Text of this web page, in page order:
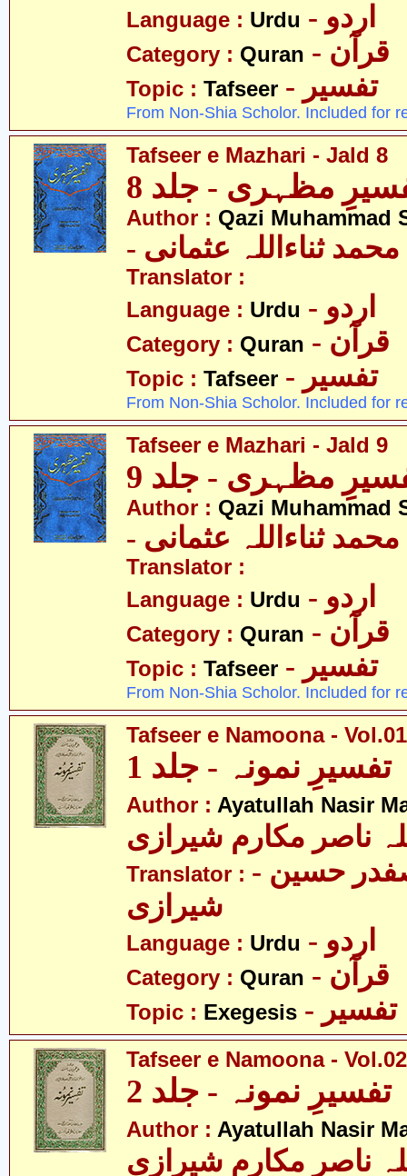
Language : Urdu - اردو
Category : Quran - قرآن
Topic : Tafseer - تفسیر
From Non-Shia Scholor. Included for
Tafseer e Mazhari - Jald 8
مظہری - جلد 8
Author : Qazi Muhammad
ثناءاللہ عثمانی
Translator :
Language : Urdu - اردو
Category : Quran - قرآن
Topic : Tafseer - تفسیر
From Non-Shia Scholor. Included for
Tafseer e Mazhari - Jald 9
مظہری - جلد 9
Author : Qazi Muhammad
ثناءاللہ عثمانی
Translator :
Language : Urdu - اردو
Category : Quran - قرآن
Topic : Tafseer - تفسیر
From Non-Shia Scholor. Included for
Tafseer e Namoona - Vol.01
تفسیرِ نمونہ - جلد 1
Author : Ayatullah Nasir
ناصر مکارم شیرازی
Translator : - مولانا سید صفدر حسین
شیرازی
Language : Urdu - اردو
Category : Quran - قرآن
Topic : Exegesis - تفسیر
Tafseer e Namoona - Vol.02
تفسیرِ نمونہ - جلد 2
Author : Ayatullah Nasir
ناصر مکارم شیرازی